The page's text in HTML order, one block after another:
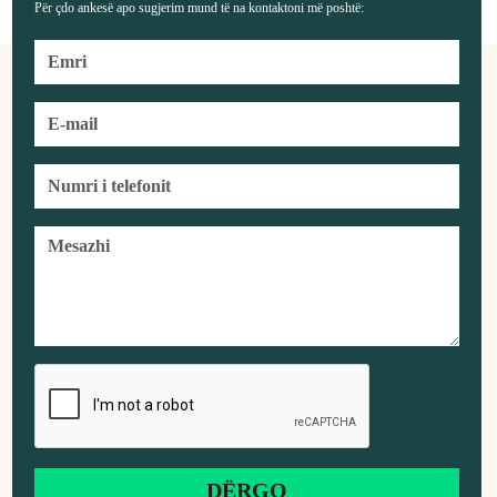
Për çdo ankesë apo sugjerim mund të na kontaktoni më poshtë: